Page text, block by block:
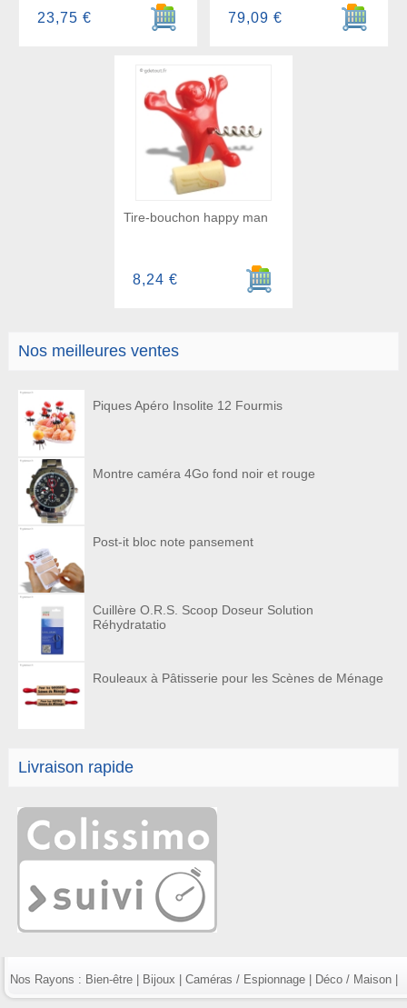
Nos meilleures ventes
Piques Apéro Insolite 12 Fourmis
Montre caméra 4Go fond noir et rouge
Post-it bloc note pansement
Cuillère O.R.S. Scoop Doseur Solution
Réhydratatio
Rouleaux à Pâtisserie pour les Scènes de Ménage
Livraison rapide
Ajouter au panier
23,75 €
Ajouter
79,09 €
Tire-bouchon happy man
Ajouter au panier
8,24 €
Nos Rayons : Bien-être| Bijoux Caméras / Espionnage| Déco / Maison|